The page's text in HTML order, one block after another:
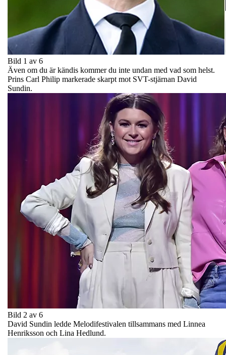
Bild 1 av 6
Även om du är kändis kommer du inte undan med vad som helst.
Prins Carl Philip markerade skarpt mot SVT-stjärnan David
Sundin.
Bild 2 av 6
David Sundin ledde Melodifestivalen tillsammans med Linnea
Henriksson och Lina Hedlund.